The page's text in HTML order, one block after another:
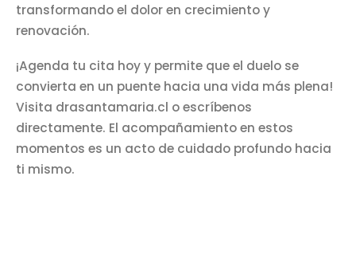
transformando el dolor en crecimiento y
renovación.
¡Agenda tu cita hoy y permite que el duelo se
convierta en un puente hacia una vida más plena!
Visita drasantamaria.cl o escríbenos
directamente. El acompañamiento en estos
momentos es un acto de cuidado profundo hacia
ti mismo.